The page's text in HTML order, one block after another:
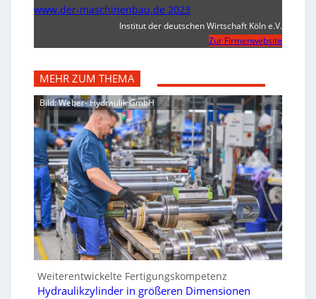
www.der-maschinenbau.de 2023
Institut der deutschen Wirtschaft Köln e.V.
Zur Firmenwebsite
MEHR ZUM THEMA
Bild: Weber- Hydraulik GmbH
Weiterentwickelte Fertigungskompetenz
Hydraulikzylinder in größeren Dimensionen